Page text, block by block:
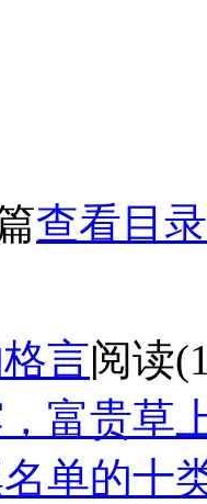
查看目录
言阅读
富贵草
名单的十